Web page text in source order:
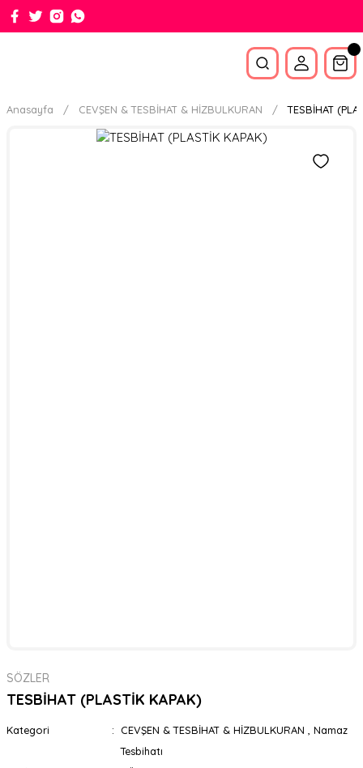
Anasayfa CEVŞEN & TESBİHAT & HİZBULKURAN TESBİHAT
SÖZLER
TESBİHAT (PLASTİK KAPAK)
Kategori CEVŞEN & TESBİHAT & HİZBULKURAN
Namaz
Tesbihatı